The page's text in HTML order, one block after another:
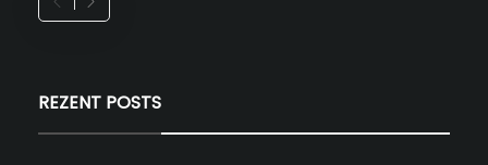
REZENT POSTS